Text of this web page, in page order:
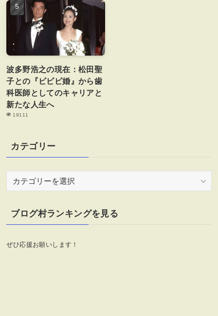
波多野浩之の現在：松田聖
子との『ビビビ婚』から歯
科医師としてのキャリアと
新たな人生へ
19111
カテゴリー
リ
ー
ブログ村ランキングを見る
ぜひ応援お願いします！